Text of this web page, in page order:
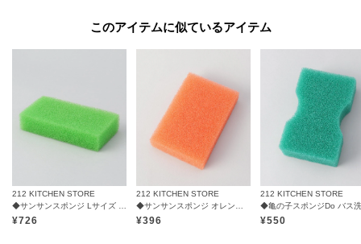
このアイテムに似ているアイテム
212 KITCHEN STORE
◆サンサンスポンジ Lサイズ グリーン ノーマル
¥726
212 KITCHEN STORE
◆サンサンスポンジ オレンジレッド ソフト
¥396
212 KITCHEN STORE
¥550